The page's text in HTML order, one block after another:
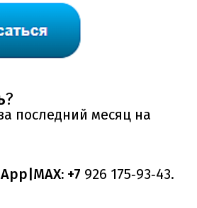
?
последний месяц на
+7 926 175‑93‑43.